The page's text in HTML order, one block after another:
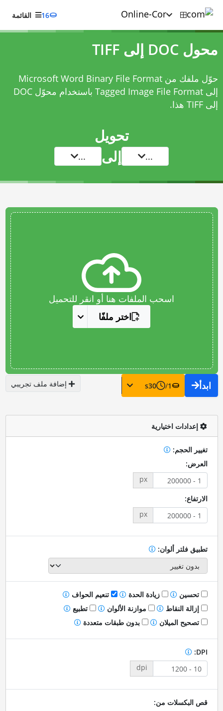
16 القائمة
محول DOC إلى TIFF
حوّل ملفك من Microsoft Word Binary File Format
إلى Tagged Image File Format باستخدام
محوّل DOC
إلى TIFF
هذا.
تحويل
... إلى ...
اسحب الملفات هنا أو انقر للتحميل
اختر ملفًا
ابدأ 1
/
30
s إضافة ملف تجريبي
إعدادات اختيارية
تغيير الحجم:
العرض:
px
الارتفاع:
px
تطبيق فلتر ألوان:
تحسين زيادة الحدة
تنعيم الحواف
إزالة النقاط
موازنة الألوان
تطبيع
تصحيح الميلان
بدون طبقات متعددة
DPI:
dpi
قص البكسلات من: